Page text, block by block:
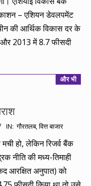
– एशियन डेवलपमेंट
की आर्थिक विकास दर के
और 2013 में 8.7 फीसदी
और भी
IN: गौरतलब,वित्त बाजार
हो, लेकिन रिजर्व बैंक
नीति की मध्य-तिमाही
आरक्षित अनुपात) को